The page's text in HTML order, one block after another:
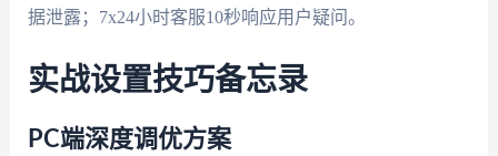
据泄露；7x24小时客服10秒响应用户疑问。
实战设置技巧备忘录
PC端深度调优方案